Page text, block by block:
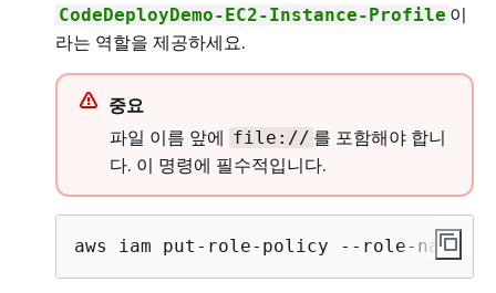
CodeDeployDemo-EC2-Instance-Profile 이
라는 역할을 제공하세요.
중요
파일 이름 앞에 file:// 를 포함해야 합니
다. 이 명령에 필수적입니다.
aws iam put-role-policy --role-name